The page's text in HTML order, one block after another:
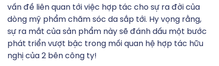
vấn đề liên quan tới việc hợp tác cho sự ra đời của
dòng mỹ phẩm chăm sóc da sắp tới. Hy vọng rằng,
sự ra mắt của sản phẩm này sẽ đánh dấu một bước
phát triển vượt bậc trong mối quan hệ hợp tác hữu
nghị của 2 bên công ty!